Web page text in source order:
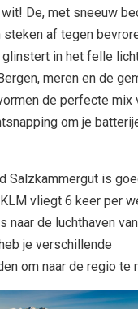
De, met sneeuw
af tegen
in het felle
meren en de
de perfecte mix
om je
Salzkammergut is
vliegt 6 keer per
naar de luchthaven
je verschillende
om naar de regio te